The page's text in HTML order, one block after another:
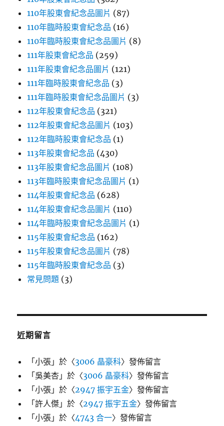
110年股東會紀念品圖片 (87)
110年臨時股東會紀念品 (16)
110年臨時股東會紀念品圖片 (8)
111年股東會紀念品 (259)
111年股東會紀念品圖片 (121)
111年臨時股東會紀念品 (3)
111年臨時股東會紀念品圖片 (3)
112年股東會紀念品 (321)
112年股東會紀念品圖片 (103)
112年臨時股東會紀念品 (1)
113年股東會紀念品 (430)
113年股東會紀念品圖片 (108)
113年臨時股東會紀念品圖片 (1)
114年股東會紀念品 (628)
114年股東會紀念品圖片 (110)
114年臨時股東會紀念品圖片 (1)
115年股東會紀念品 (162)
115年股東會紀念品圖片 (78)
115年臨時股東會紀念品 (3)
常見問題 (3)
近期留言
「小張 」於〈3006 晶豪科〉發佈留言
「吳美杏 」於〈3006 晶豪科〉發佈留言
「小張 」於〈2947 振宇五金〉發佈留言
「許人傑 」於〈2947 振宇五金〉發佈留言
「小張 」於〈4743 合一〉發佈留言